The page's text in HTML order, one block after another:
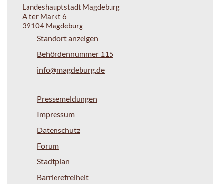
Landeshauptstadt Magdeburg
Alter Markt 6
39104 Magdeburg
Standort anzeigen
Behördennummer 115
info@magdeburg.de
Pressemeldungen
Impressum
Datenschutz
Forum
Stadtplan
Barrierefreiheit